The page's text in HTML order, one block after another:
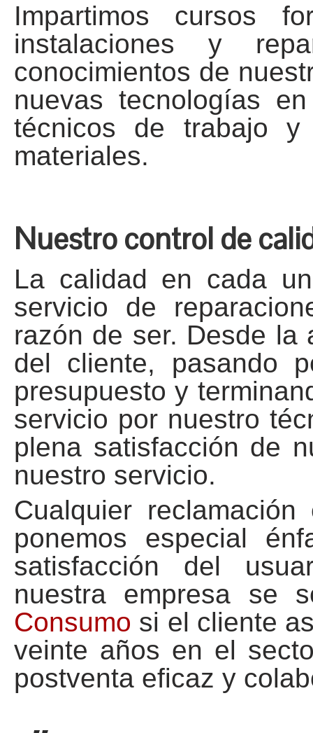
Impartimos cursos
instalaciones y
conocimientos de
nuevas tecnologías
técnicos de trabajo y
materiales.
Nuestro control de
La calidad en cada
servicio de
razón de ser. Desde la
del cliente, pasando
presupuesto y
servicio por nuestro
plena satisfacción de
nuestro servicio.
Cualquier
ponemos especial
satisfacción del
nuestra empresa se
Consumo si el cliente
veinte años en el
postventa eficaz y